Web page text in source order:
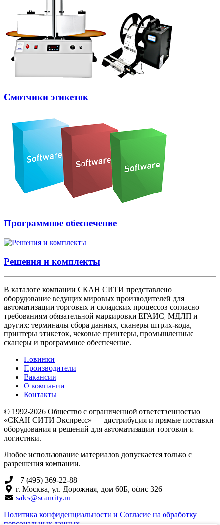
Смотчики этикеток
Программное обеспечение
Решения и комплекты
В каталоге компании СКАН СИТИ представлено
оборудование ведущих мировых производителей для
автоматизации торговых и складских процессов согласно
требованиям обязательной маркировки ЕГАИС, МДЛП и
других: терминалы сбора данных, сканеры штрих-кода,
принтеры этикеток, чековые принтеры, промышленные
сканеры и программное обеспечение.
Новинки
Производители
Вакансии
О компании
Контакты
© 1992-2026 Общество с ограниченной ответственностью
«СКАН СИТИ Экспресс» — дистрибуция и прямые поставки
оборудования и решений для автоматизации торговли и
логистики.
Любое использование материалов допускается только с
разрешения компании.
+7 (495) 369-22-88
г. Москва, ул. Дорожная, дом 60Б, офис 326
sales@scancity.ru
Политика конфиденциальности и Согласие на обработку
персональных данных